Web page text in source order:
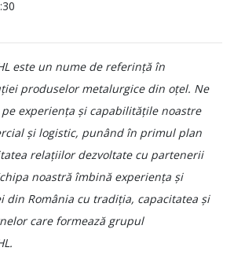
este un nume de referință în
produselor metalurgice din oțel. Ne
experiența și capabilitățile noastre
și logistic, punând în primul plan
relațiilor dezvoltate cu partenerii
noastră îmbină experiența și
din România cu tradiția, capacitatea și
care formează grupul